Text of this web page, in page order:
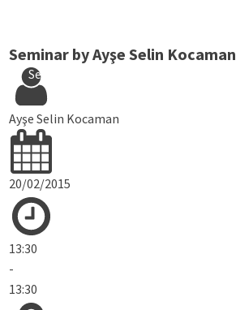
Seminars
Seminar by Ayşe Selin Kocaman
Ayşe Selin Kocaman
20/02/2015
13:30
-
13:30